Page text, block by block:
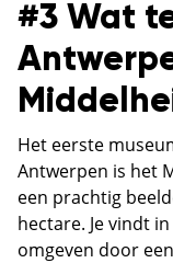
#3 Wat
Het eerste
Antwerpen is het
een prachtig
hectare. Je vindt
omgeven door